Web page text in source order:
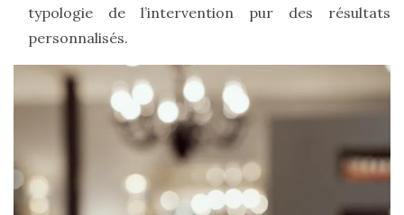
(70)
(154)
Bonnes
adresses/Evénements
typologie de l’intervention pur des résultats
personnalisés.